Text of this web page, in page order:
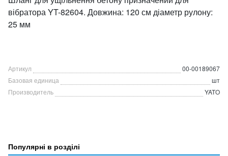
вібратора YT-82604. Довжина: 120 см діаметр рулону:
25 мм
Артикул
00-00189067
Базовая единица
шт
Производитель
YATO
Популярні в розділі